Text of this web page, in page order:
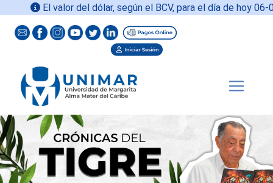
El valor del dólar, según el BCV, para el día de hoy06-